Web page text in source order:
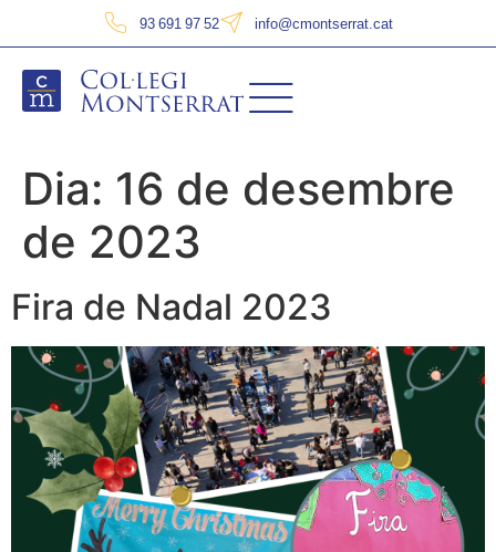
93 691 97 52 info@cmontserrat.cat
Dia: 16 de desembre
de 2023
Fira de Nadal 2023